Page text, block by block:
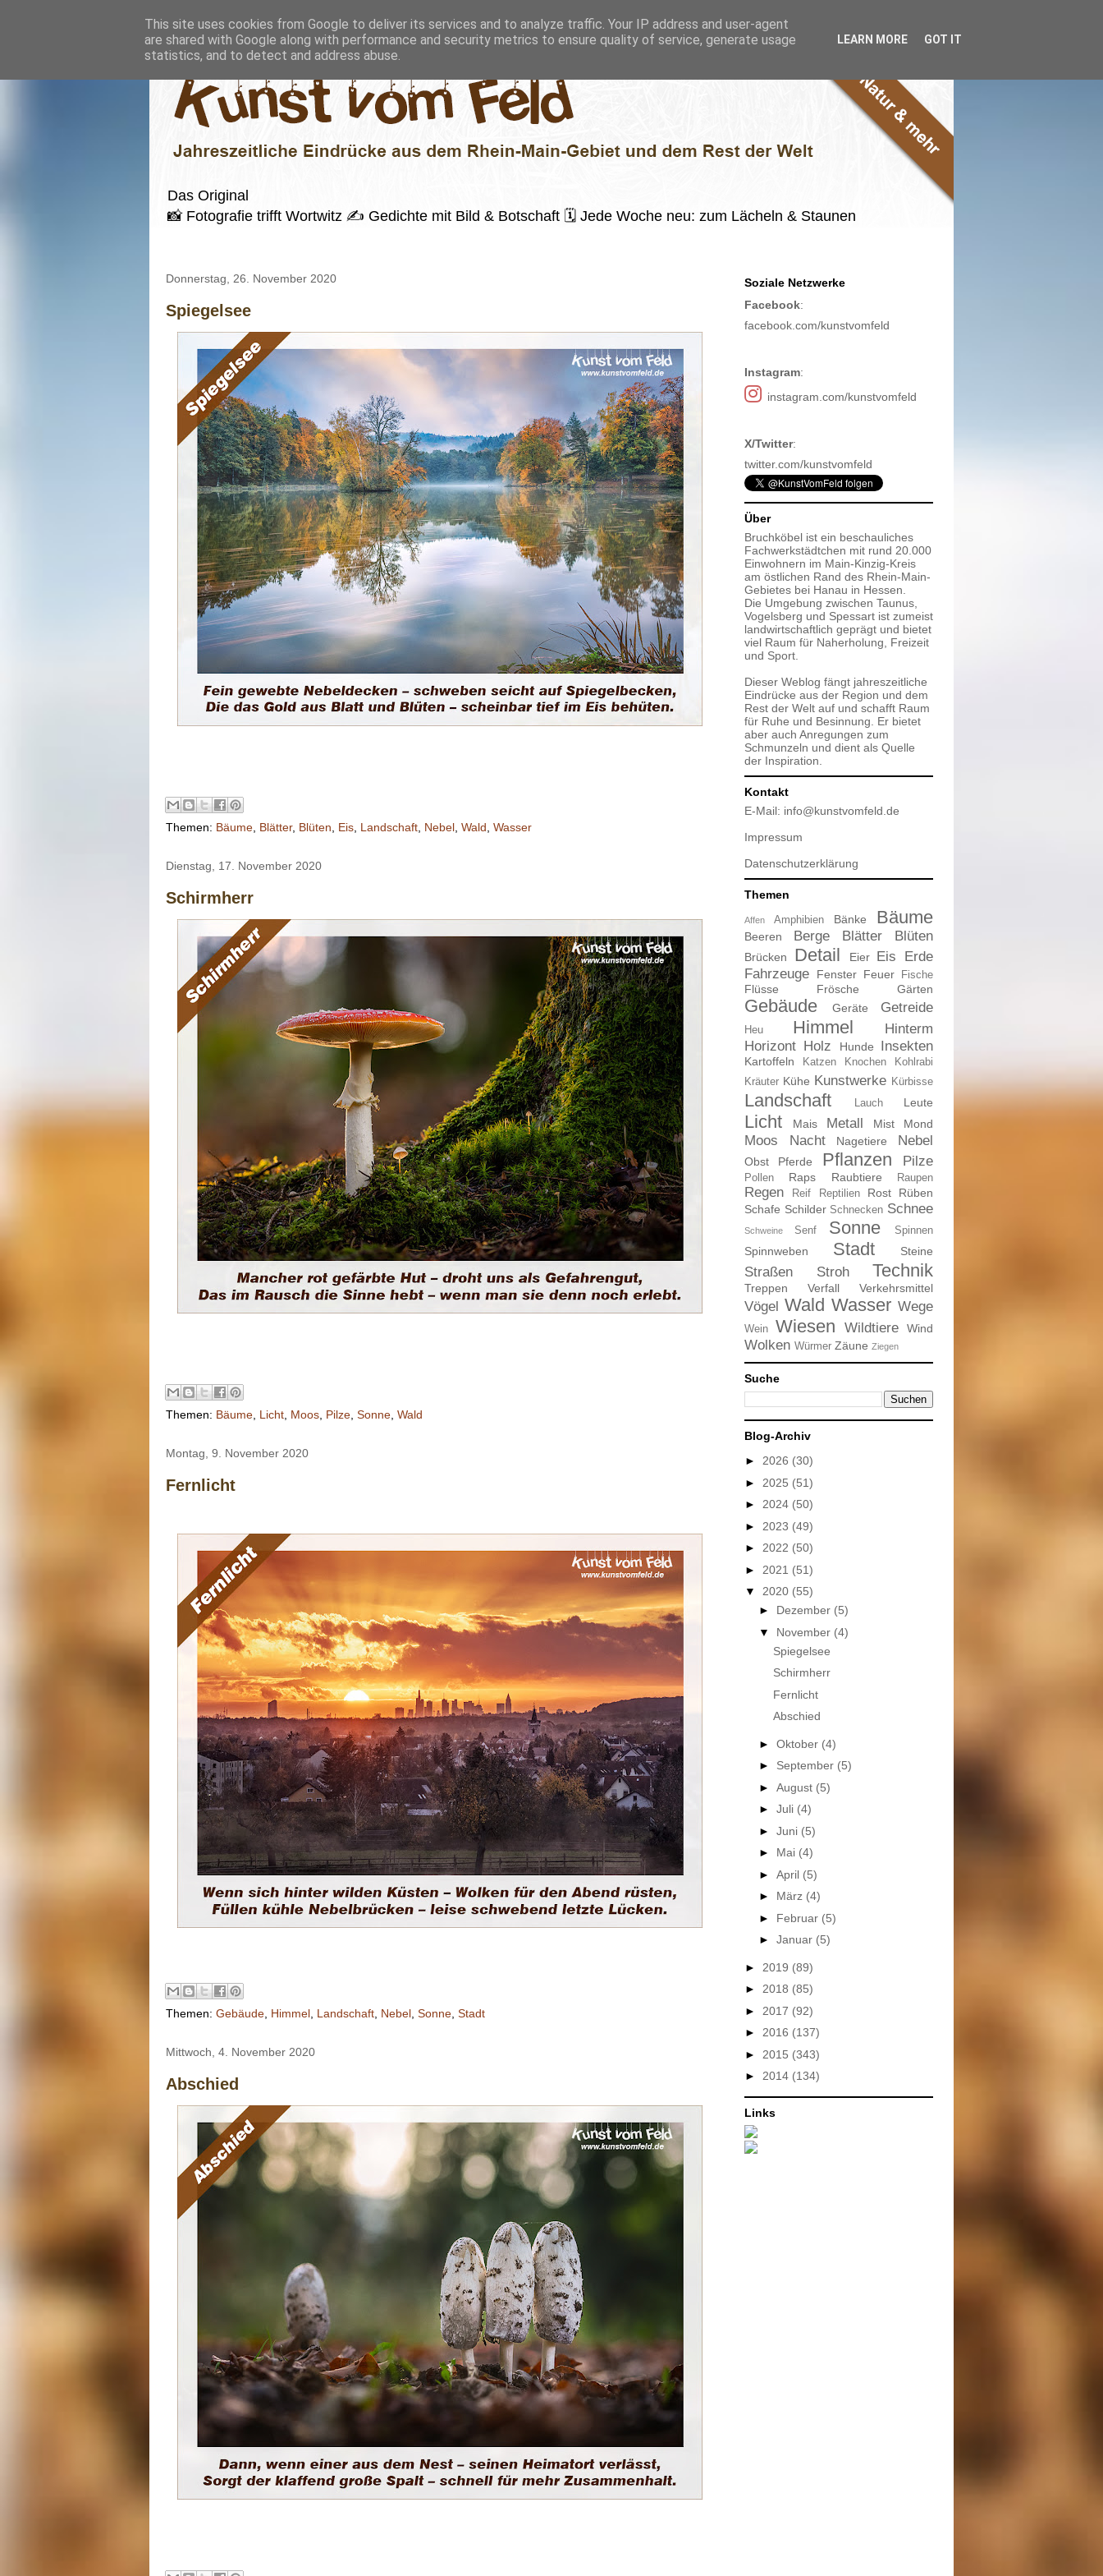
Das Original
📸 Fotografie trifft Wortwitz ✍️ Gedichte mit Bild & Botschaft 🗓 Jede Woche neu: zum Lächeln & Staunen
Donnerstag, 26. November 2020
Spiegelsee
Themen: Bäume Blätter, Blüten Eis Landschaft Nebel Wald Wasser
Dienstag, 17. November 2020
Schirmherr
Themen: Bäume Licht Moos Pilze Sonne Wald
Montag, 9. November 2020
Fernlicht
Themen: Gebäude Himmel Landschaft Nebel Sonne Stadt
Mittwoch, 4. November 2020
Abschied
Soziale Netzwerke
Facebook:
facebook.com/kunstvomfeld
Instagram:
instagram.com/kunstvomfeld
X/Twitter:
twitter.com/kunstvomfeld
Über
Bruchköbel ist ein beschauliches
Fachwerkstädtchen mit rund 20.000
Einwohnern im Main-Kinzig-Kreis
am östlichen Rand des Rhein-Main-
Gebietes bei Hanau in Hessen.
Die Umgebung zwischen Taunus,
Vogelsberg und Spessart ist zumeist
landwirtschaftlich geprägt und bietet
viel Raum für Naherholung, Freizeit
und Sport.
Dieser Weblog fängt jahreszeitliche
Eindrücke aus der Region und dem
Rest der Welt auf und schafft Raum
für Ruhe und Besinnung. Er bietet
aber auch Anregungen zum
Schmunzeln und dient als Quelle
der Inspiration.
Kontakt
E-Mail: info@kunstvomfeld.de
Impressum
Datenschutzerklärung
Themen
Affen Amphibien Bänke Bäume
Beeren Berge Blätter Blüten
Brücken Detail Eier Eis
Erde
Fahrzeuge
Fenster Feuer Fische
Flüsse Frösche Gärten
Gebäude Geräte Getreide
Heu Himmel
Hinterm
Horizont Holz Hunde Insekten
Kartoffeln Katzen Knochen
Kohlrabi
Kräuter Kühe Kunstwerke Kürbisse
Landschaft Lauch Leute
Licht Mais Metall Mist Mond
Moos Nacht Nagetiere Nebel
Obst Pferde Pflanzen Pilze
Pollen Raps Raubtiere Raupen
Regen Reif Reptilien Rost
Rüben
Schafe Schilder Schnecken Schnee
Schweine Senf Sonne Spinnen
Spinnweben Stadt Steine
Straßen Stroh Technik
Treppen Verfall Verkehrsmittel
Vögel Wald Wasser Wege
Wein Wiesen Wildtiere Wind
Wolken Würmer Zäune Ziegen
Suche
Blog-Archiv
► 2026 (30)
► 2025 (51)
► 2024 (50)
► 2023 (49)
► 2022 (50)
► 2021 (51)
▼ 2020 (55)
► Dezember (5)
▼ November (4)
Spiegelsee
Schirmherr
Fernlicht
Abschied
► Oktober (4)
► September (5)
► August (5)
► Juli (4)
► Juni (5)
► Mai (4)
► April (5)
► März (4)
► Februar (5)
► Januar (5)
► 2019 (89)
► 2018 (85)
► 2017 (92)
► 2016 (137)
► 2015 (343)
► 2014 (134)
Links
This site uses cookies from Google to deliver its services and to analyze traffic. Your IP address and user-agent
are shared with Google along with performance and security metrics to ensure quality of service, generate usage
statistics, and to detect and address abuse.
LEARN MORE GOT IT